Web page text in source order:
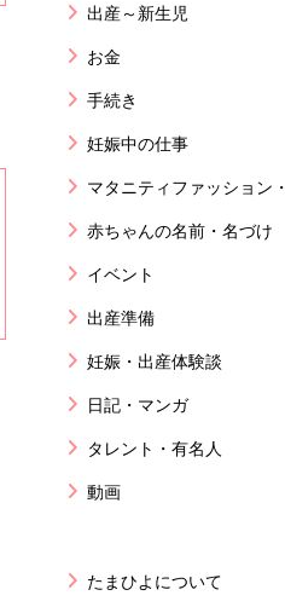
出産～新生児
お金
手続き
妊娠中の仕事
マタニティファッション
赤ちゃんの名前・名づけ
イベント
出産準備
妊娠・出産体験談
日記・マンガ
タレント・有名人
動画
たまひよについて